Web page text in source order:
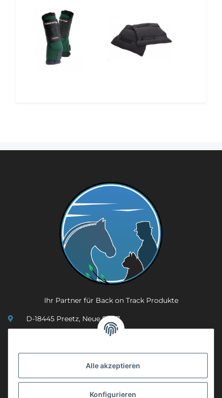
Alle akzeptieren
Konfigurieren
Ihr Partner für Back on Track Produkte
D-18445 Preetz, Neue Str. 7
info@mobility-in-harmony.de
Informationen